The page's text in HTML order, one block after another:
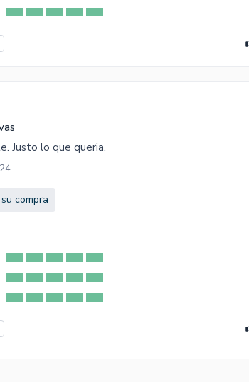
Justo lo que queria.
compra